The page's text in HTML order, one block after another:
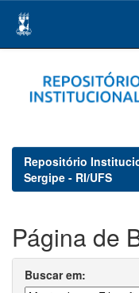
navigation
Repositório
Sergipe - RI/UFS
Página de
Buscar em: